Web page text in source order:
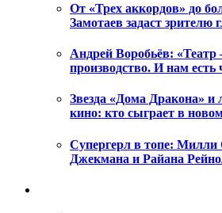
От «Трех аккордов» до
Замотаев задаст зрителю
Андрей Воробьёв: «Театр
производство. И нам есть
Звезда «Дома Дракона» и
кино: кто сыграет в
Супергерл в топе:
Джекмана и Райана